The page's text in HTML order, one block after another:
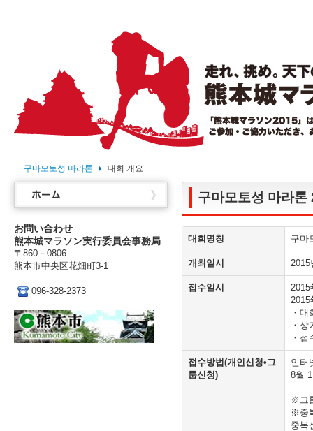
구마모토성 마라톤 대회 개요
お問い合わせ
熊本城マラソン実行委員会事務局
〒860－0806
熊本市中央区花畑町3-1
096-328-2373
구마모토성 마라톤
대회명칭 구마
개최일시
접수일시
・
・
・
접수방법(개인신청•그
룹신청)
인터
8월
※그
※중
중복